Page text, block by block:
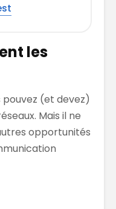
les
pouvez (et devez)
Mais il ne
opportunités